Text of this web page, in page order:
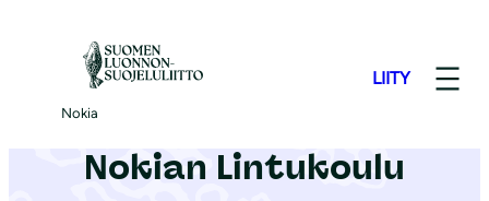
Nokia
LIITY
Nokian Lintukoulu